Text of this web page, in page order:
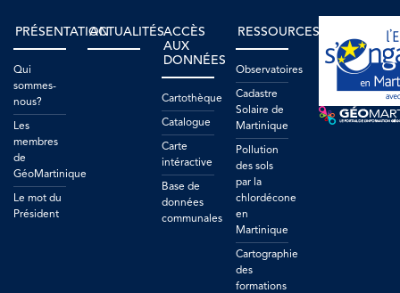
PRÉSENTATION
Qui
sommes-
nous?
Les
membres
de
GéoMartinique
Le mot du
Président
ACTUALITÉSACCÈS
AUX
DONNÉES
Cartothèque
Catalogue
Carte
intéractive
Base de
données
communales
RESSOURCES
Observatoires
Cadastre
Solaire de
Martinique
Pollution
des sols
par la
chlordécone
en
Martinique
Cartographie
des
formations